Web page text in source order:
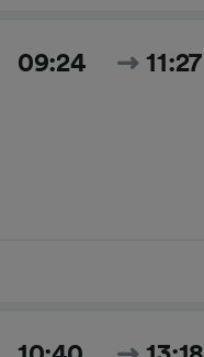
09:24 11:27